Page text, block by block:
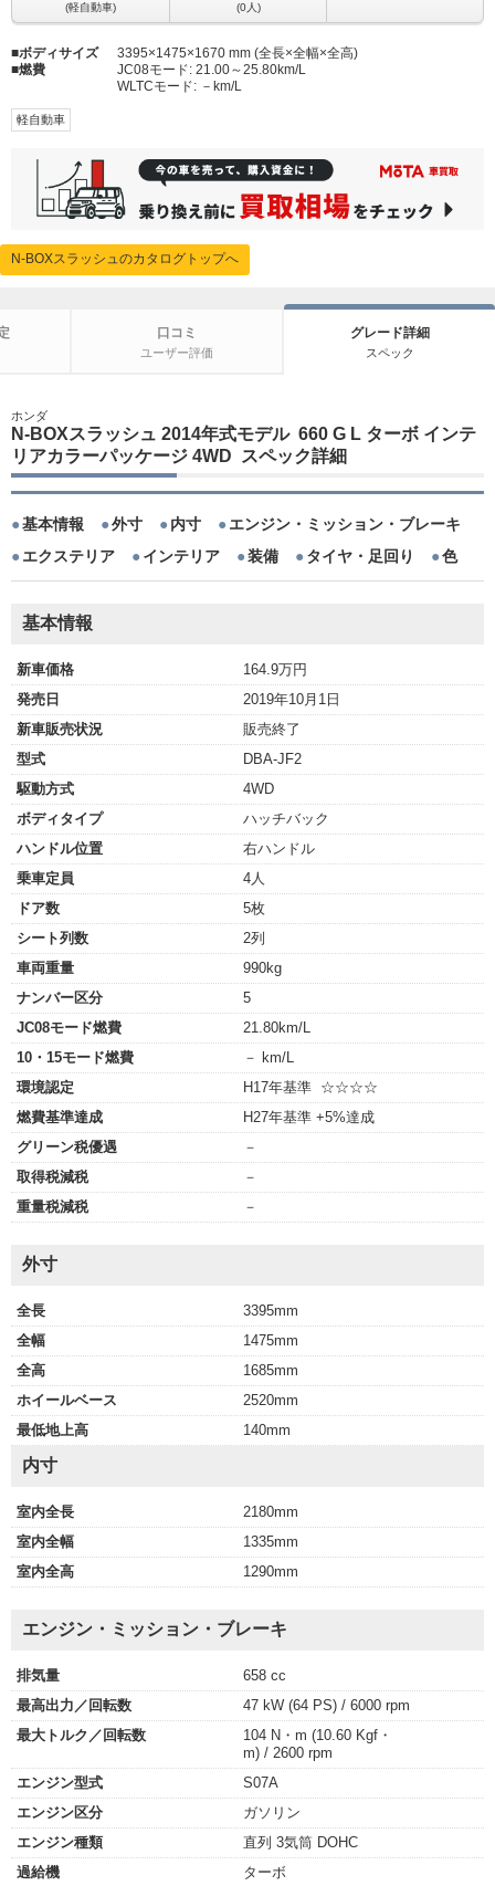
(軽自動車) (0人)
ボディサイズ
3395×1475×1670 mm (全長×全幅×全高)
燃費
JC08モード: 21.00～25.80km/L
WLTCモード: －km/L
軽自動車
N-BOXスラッシュのカタログトップへ
口コミ
ユーザー評価
グレード詳細
スペック
ホンダ
N-BOXスラッシュ 2014年式モデル 660 G L ターボ インテ
リアカラーパッケージ 4WD スペック詳細
基本情報 外寸 内寸
エンジン・ミッション・ブレーキ
エクステリア
インテリア 装備 タイヤ・足回り 色
基本情報
新車価格
164.9万円
発売日
2019年10月1日
新車販売状況
販売終了
型式
DBA-JF2
駆動方式
4WD
ボディタイプ
ハッチバック
ハンドル位置
右ハンドル
乗車定員
4人
ドア数
5枚
シート列数
2列
車両重量
990kg
ナンバー区分
5
JC08モード燃費
21.80km/L
10・15モード燃費
－ km/L
環境認定
H17年基準 ☆☆☆☆
燃費基準達成
H27年基準 +5%達成
グリーン税優遇
－
取得税減税
－
重量税減税
－
外寸
全長
3395mm
全幅
1475mm
全高
1685mm
ホイールベース
2520mm
最低地上高
140mm
内寸
室内全長
2180mm
室内全幅
1335mm
室内全高
1290mm
エンジン・ミッション・ブレーキ
排気量
658 cc
最高出力／回転数
47 kW (64 PS) / 6000 rpm
最大トルク／回転数
104 N・m (10.60 Kgf・
m) / 2600 rpm
エンジン型式
S07A
エンジン区分
ガソリン
エンジン種類
直列 3気筒 DOHC
過給機
ターボ